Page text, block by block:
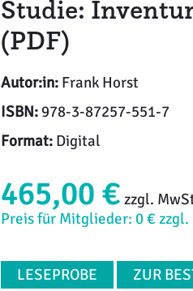
Studie:
(PDF)
Autor:in: Frank Horst
ISBN: 978-3-87257-551-7
Format: Digital
465,00 € zzgl.
Preis für Mitglieder: 0 € zzgl.
LESEPROBE ZUR